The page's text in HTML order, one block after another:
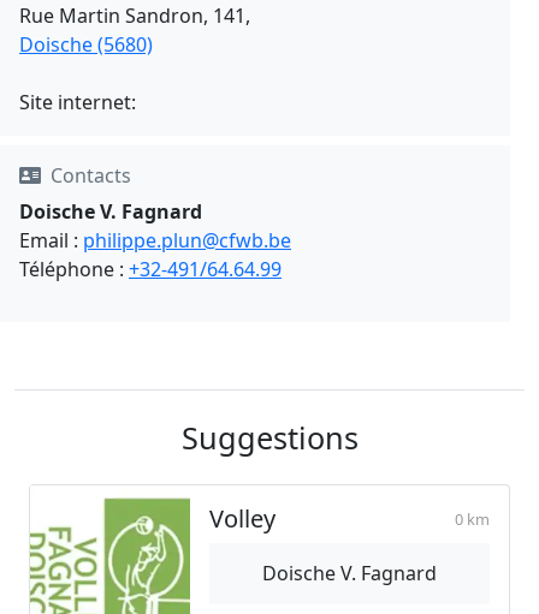
Rue Martin Sandron, 141,
Doische (5680)
Site internet:
Contacts
Doische V. Fagnard
Email : philippe.plun@cfwb.be
Téléphone : +32-491/64.64.99
Suggestions
Volley 0 km
Doische V. Fagnard